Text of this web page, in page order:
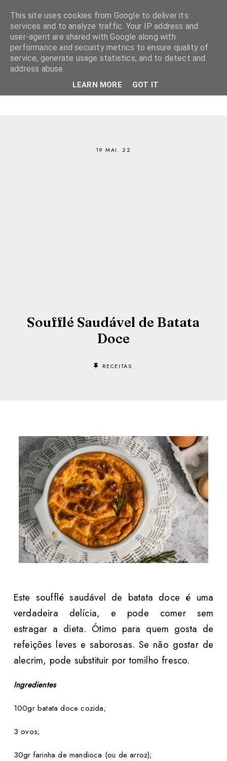
19 MAI. 22
Soufflé Saudável de Batata
Doce
RECEITAS
Este soufflé saudável de batata doce é uma
verdadeira delícia, e pode comer sem
estragar a dieta. Ótimo para quem gosta de
refeições leves e saborosas. Se não gostar de
alecrim, pode substituir por tomilho fresco.
Ingredientes
100gr batata doce cozida;
3 ovos;
30gr farinha de mandioca (ou de arroz);
This site uses cookies from Google to deliver its
services and to analyze traffic. Your IP address and
user-agent are shared with Google along with
performance and security metrics to ensure quality of
service, generate usage statistics, and to detect and
address abuse.
LEARN MORE GOT IT